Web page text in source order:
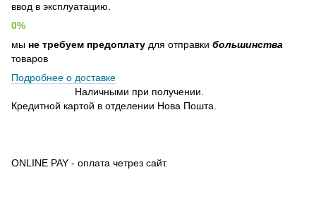
ввод в эксплуатацию.
0%
мы не требуем предоплату для отправки большинства
товаров
Подробнее о доставке
Наличными при получении.
Кредитной картой в отделении Нова Пошта.
ONLINE PAY - оплата четрез сайт.